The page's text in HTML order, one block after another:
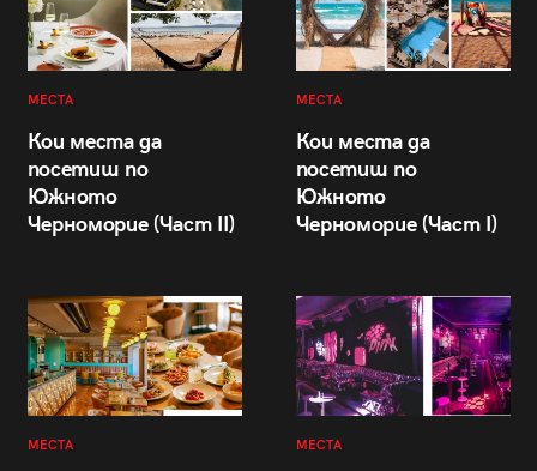
МЕСТА
Кои места да
посетиш по
Южното
Черноморие (Част II)
МЕСТА
Кои места да
посетиш по
Южното
Черноморие (Част I)
МЕСТА МЕСТА